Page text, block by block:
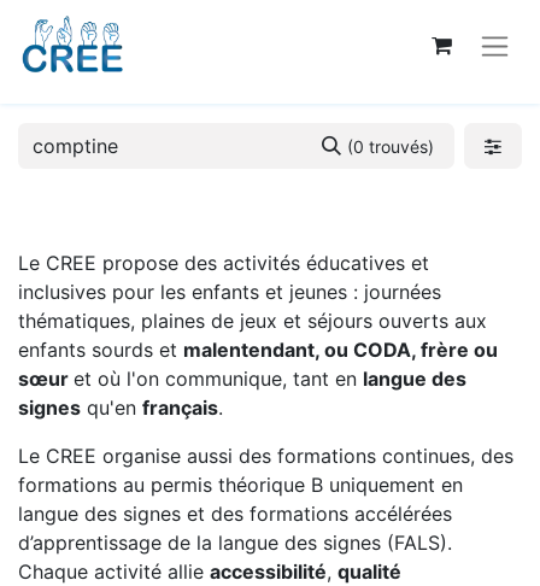
(0 trouvés)
Le CREE propose des activités éducatives et
inclusives pour les enfants et jeunes : journées
thématiques, plaines de jeux et séjours ouverts aux
enfants sourds et malentendant, ou CODA, frère ou
sœur et où l'on communique, tant en langue des
signes qu'en français.
Le CREE organise aussi des formations continues, des
formations au permis théorique B uniquement en
langue des signes et des formations accélérées
d’apprentissage de la langue des signes (FALS).
Chaque activité allie accessibilité, qualité